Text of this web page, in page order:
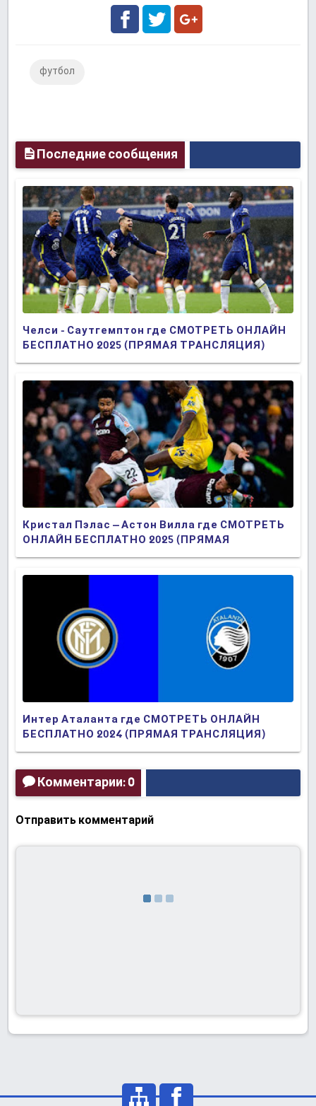
футбол
Последние сообщения
Челси - Саутгемптон где СМОТРЕТЬ ОНЛАЙН
БЕСПЛАТНО 2025 (ПРЯМАЯ ТРАНСЛЯЦИЯ)
Кристал Пэлас – Астон Вилла где СМОТРЕТЬ
ОНЛАЙН БЕСПЛАТНО 2025 (ПРЯМАЯ
ТРАНСЛЯЦИЯ)
Интер Аталанта где СМОТРЕТЬ ОНЛАЙН
БЕСПЛАТНО 2024 (ПРЯМАЯ ТРАНСЛЯЦИЯ)
Комментарии: 0
Отправить комментарий